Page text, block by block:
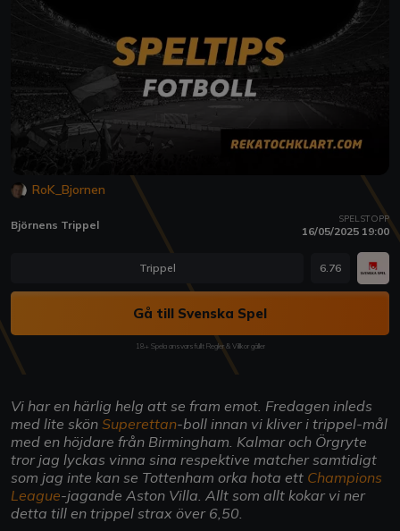
RoK_Bjornen
Björnens Trippel SPELSTOPP
16/05/2025 19:00
Trippel 6.76
Gå till Svenska Spel
18+ Spela ansvarsfullt Regler & Villkor gäller
Vi har en härlig helg att se fram emot. Fredagen inleds
med lite skön Superettan-boll innan vi kliver i trippel-mål
med en höjdare från Birmingham. Kalmar och Örgryte
tror jag lyckas vinna sina respektive matcher samtidigt
som jag inte kan se Tottenham orka hota ett Champions
League-jagande Aston Villa. Allt som allt kokar vi ner
detta till en trippel strax över 6,50.